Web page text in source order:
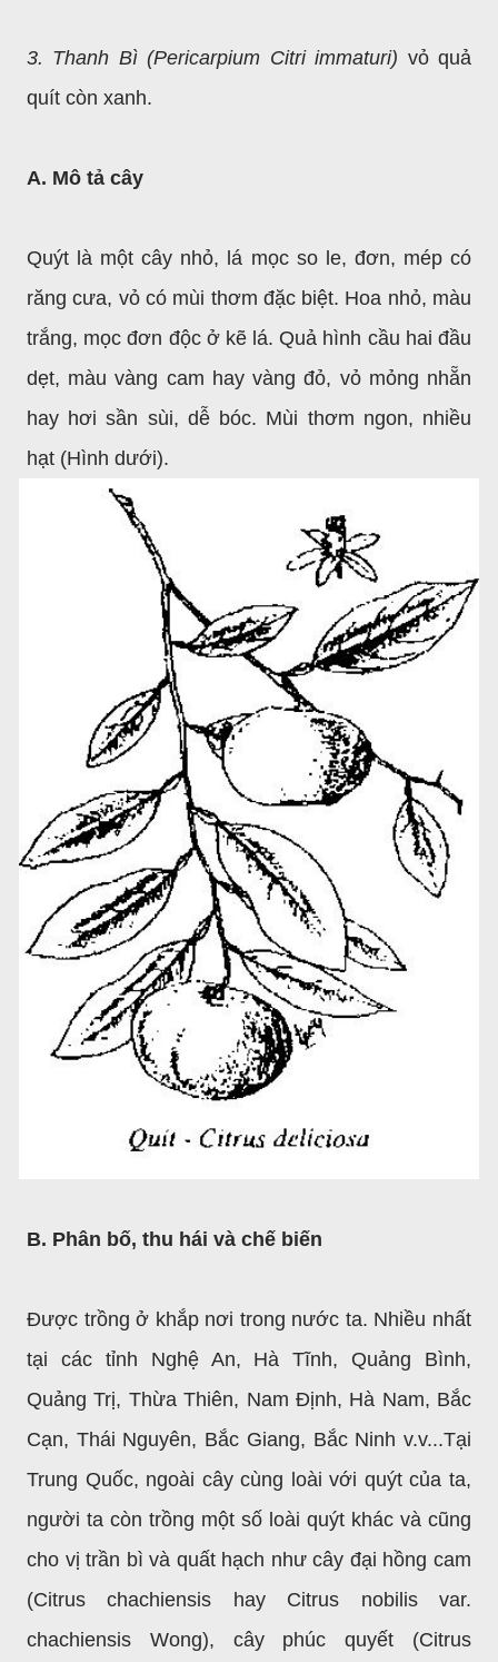
3. Thanh Bì (Pericarpium Citri immaturi) vỏ quả
quít còn xanh.
A. Mô tả cây
Quýt là một cây nhỏ, lá mọc so le, đơn, mép có
răng cưa, vỏ có mùi thơm đặc biệt. Hoa nhỏ, màu
trắng, mọc đơn độc ở kẽ lá. Quả hình cầu hai đầu
dẹt, màu vàng cam hay vàng đỏ, vỏ mỏng nhẵn
hay hơi sần sùi, dễ bóc. Mùi thơm ngon, nhiều
hạt (Hình dưới).
B. Phân bố, thu hái và chế biến
Được trồng ở khắp nơi trong nước ta. Nhiều nhất
tại các tỉnh Nghệ An, Hà Tĩnh, Quảng Bình,
Quảng Trị, Thừa Thiên, Nam Định, Hà Nam, Bắc
Cạn, Thái Nguyên, Bắc Giang, Bắc Ninh v.v...Tại
Trung Quốc, ngoài cây cùng loài với quýt của ta,
người ta còn trồng một số loài quýt khác và cũng
cho vị trần bì và quất hạch như cây đại hồng cam
(Citrus chachiensis hay Citrus nobilis var.
chachiensis Wong), cây phúc quyết (Citrus